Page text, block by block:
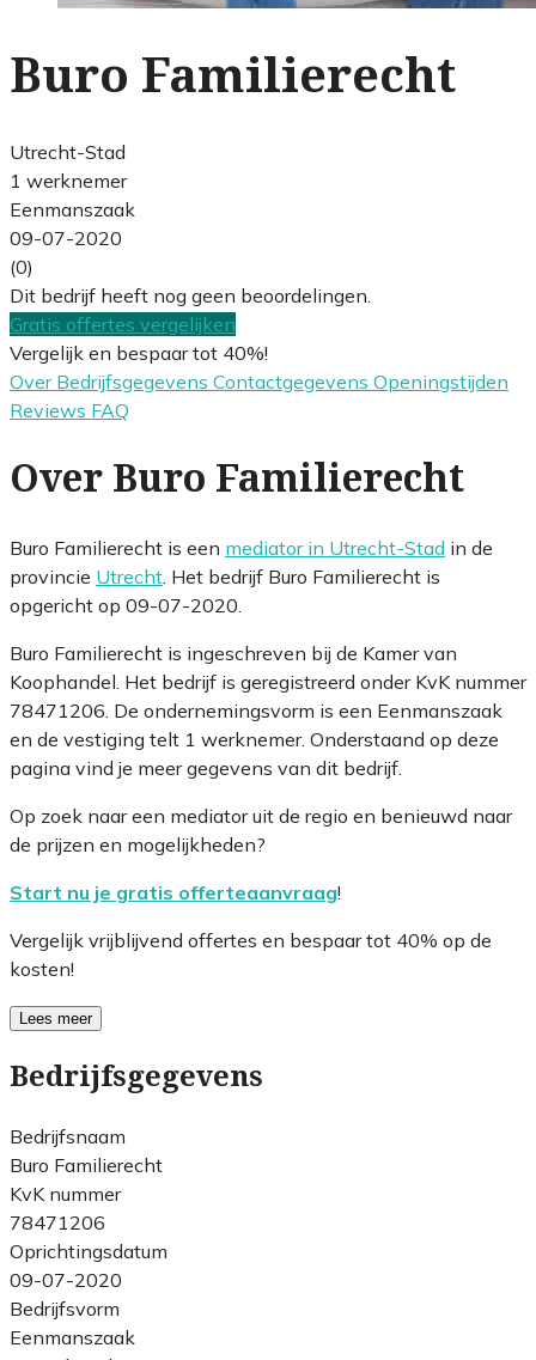
Buro Familierecht
Utrecht-Stad
1 werknemer
Eenmanszaak
09-07-2020
(0)
Dit bedrijf heeft nog geen beoordelingen.
Gratis offertes vergelijken
Vergelijk en bespaar tot 40%!
Over Bedrijfsgegevens Contactgegevens Openingstijden
Reviews FAQ
Over Buro Familierecht
Buro Familierecht is een mediator in Utrecht-Stad in de
provincie Utrecht . Het bedrijf Buro Familierecht is
opgericht op 09-07-2020.
Buro Familierecht is ingeschreven bij de Kamer van
Koophandel. Het bedrijf is geregistreerd onder KvK nummer
78471206. De ondernemingsvorm is een Eenmanszaak
en de vestiging telt 1 werknemer. Onderstaand op deze
pagina vind je meer gegevens van dit bedrijf.
Op zoek naar een mediator uit de regio en benieuwd naar
de prijzen en mogelijkheden?
Start nu je gratis offerteaanvraag!
Vergelijk vrijblijvend offertes en bespaar tot 40% op de
kosten!
Lees meer
Bedrijfsgegevens
Bedrijfsnaam
Buro Familierecht
KvK nummer
78471206
Oprichtingsdatum
09-07-2020
Bedrijfsvorm
Eenmanszaak